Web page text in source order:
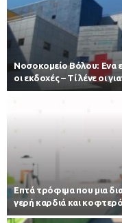
Νοσοκομείο Βόλου: Ενα
οι εκδοχές – Τί λένε οι
Επτά τρόφιμα που μια
γερή καρδιά και